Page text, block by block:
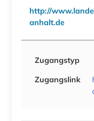
http://
anhalt.de
Zugangstyp
Zugangslink